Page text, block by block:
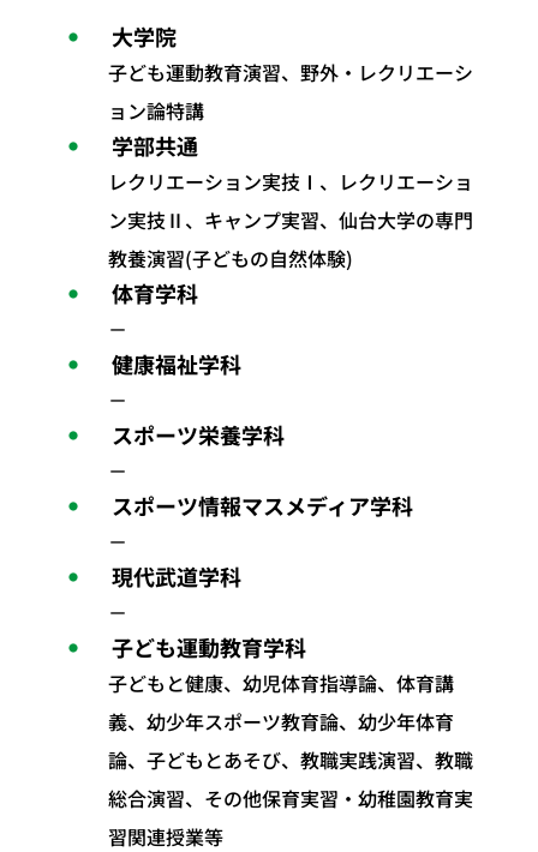
大学院
子ども運動教育演習、野外・レクリエーシ
ョン論特講
学部共通
レクリエーション実技Ⅰ、レクリエーショ
ン実技Ⅱ、キャンプ実習、仙台大学の専門
教養演習(子どもの自然体験)
体育学科
－
健康福祉学科
－
スポーツ栄養学科
－
スポーツ情報マスメディア学科
－
現代武道学科
－
子ども運動教育学科
子どもと健康、幼児体育指導論、体育講
義、幼少年スポーツ教育論、幼少年体育
論、子どもとあそび、教職実践演習、教職
総合演習、その他保育実習・幼稚園教育実
習関連授業等